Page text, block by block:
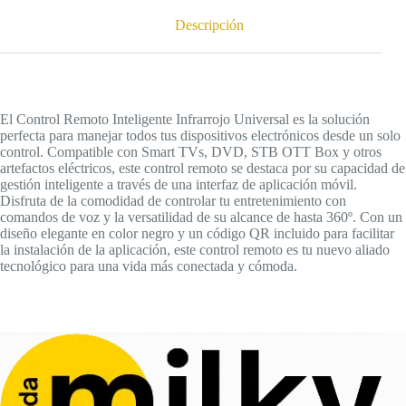
Descripción
El Control Remoto Inteligente Infrarrojo Universal es la solución
perfecta para manejar todos tus dispositivos electrónicos desde un solo
control. Compatible con Smart TVs, DVD, STB OTT Box y otros
artefactos eléctricos, este control remoto se destaca por su capacidad de
gestión inteligente a través de una interfaz de aplicación móvil.
Disfruta de la comodidad de controlar tu entretenimiento con
comandos de voz y la versatilidad de su alcance de hasta 360º. Con un
diseño elegante en color negro y un código QR incluido para facilitar
la instalación de la aplicación, este control remoto es tu nuevo aliado
tecnológico para una vida más conectada y cómoda.